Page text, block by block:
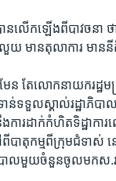
ាន​លើក​ឡើង​ពី​បា​វចន
យ​ ​មាន​តុលាការ​ ​មាន​នី
មែន​ ​តែ​លោក​នាយករដ្
ល​ស្គាល់​រដ្ឋា​ភិ​បាល​
ដាក់​កំហិត​ទិដ្ឋាការ​ល
បាតុកម្ម​ពី​ក្រុម​ជំទាស់​
ា​ភិបាល​មួយ​ចំនួន​ចូល​មក​ស.